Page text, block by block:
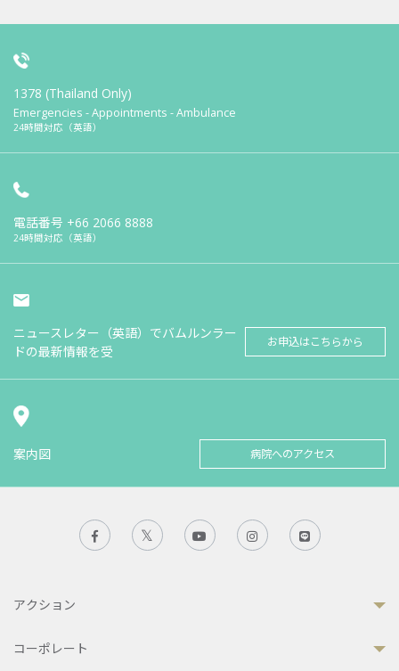
1378 (Thailand Only)
Emergencies - Appointments - Ambulance
24時間対応（英語）
電話番号 +66 2066 8888
24時間対応（英語）
ニュースレター（英語）でバムルンラー
ドの最新情報を受
お申込はこちらから
案内図 病院へのアクセス
アクション
コーポレート